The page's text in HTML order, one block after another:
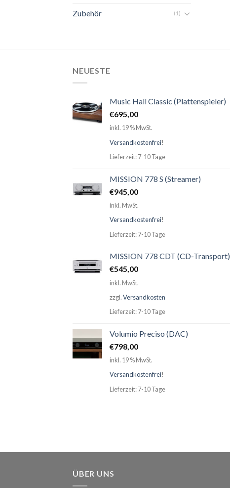
Zubehör (1)
NEUESTE
Music Hall Classic (Plattenspieler)
€695,00
inkl. 19 % MwSt.
Versandkostenfrei!
Lieferzeit: 7-10 Tage
MISSION 778 S (Streamer)
€945,00
inkl. MwSt.
Versandkostenfrei!
Lieferzeit: 7-10 Tage
MISSION 778 CDT (CD-Transport)
€545,00
inkl. MwSt.
zzgl.Versandkosten
Lieferzeit: 7-10 Tage
Volumio Preciso (DAC)
€798,00
inkl. 19 % MwSt.
Versandkostenfrei!
Lieferzeit: 7-10 Tage
ÜBER UNS